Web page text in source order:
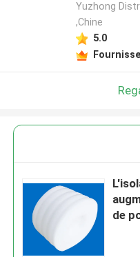
Yuzhong
,Chine
5.0
de